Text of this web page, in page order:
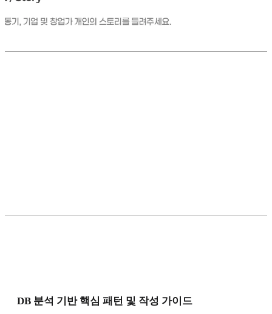
DB 분석 기반 핵심 패턴 및 작성 가이드